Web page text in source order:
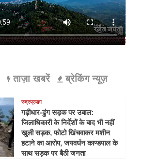
ताज़ा खबरें ब्रेकिंग न्यूज़
रुद्रप्रयाग
गढ़ीधार-ढुंग सड़क पर उबाल:
जिलाधिकारी के निर्देशों के बाद भी नहीं
खुली सड़क, फोटो खिंचवाकर मशीन
हटाने का आरोप, जयवर्धन काण्डपाल के
साथ सड़क पर बैठी जनता